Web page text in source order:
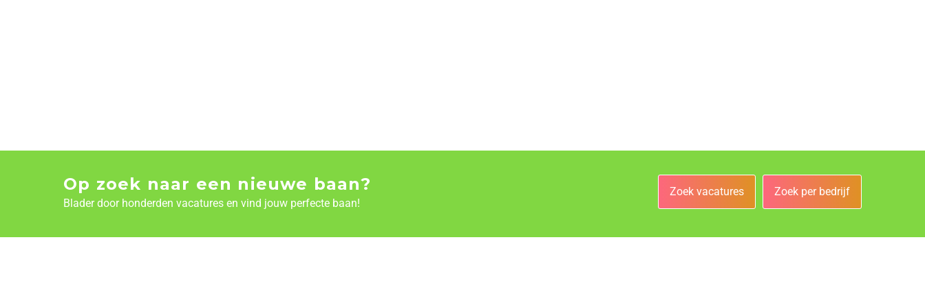
Op zoek naar een nieuwe baan?
Blader door honderden vacatures en vind jouw perfecte baan!
Zoek vacatures Zoek per bedrijf